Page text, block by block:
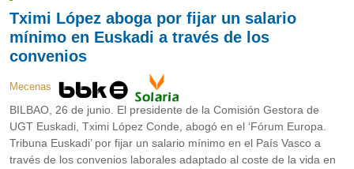
Tximi López aboga por fijar un salario
mínimo en Euskadi a través de los
convenios
Mecenas
BILBAO, 26 de junio. El presidente de la Comisión Gestora de
UGT Euskadi, Tximi López Conde, abogó en el ‘Fórum Europa.
Tribuna Euskadi’ por fijar un salario mínimo en el País Vasco a
través de los convenios laborales adaptado al coste de la vida en